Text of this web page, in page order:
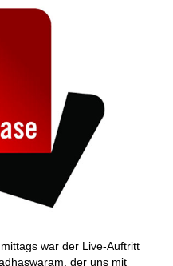
war der Live-Auftritt
der uns mit